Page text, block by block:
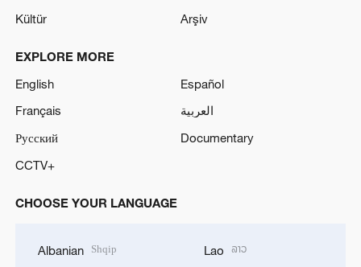
Kültür
Arşiv
EXPLORE MORE
English
Español
Français
العربية
Русский
Documentary
CCTV+
CHOOSE YOUR LANGUAGE
Albanian Shqip Lao ລາວ